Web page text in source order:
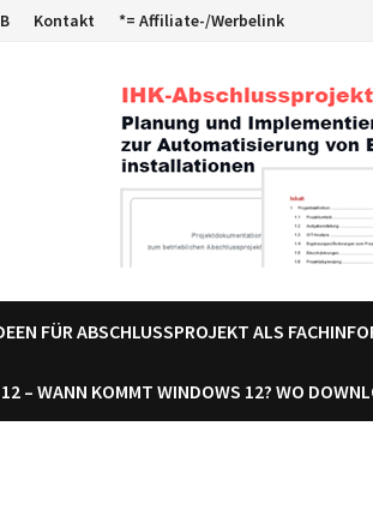
Kontakt *= Affiliate-/Werbelink
FÜR ABSCHLUSSPROJEKT ALS
– WANN KOMMT WINDOWS 12? WO